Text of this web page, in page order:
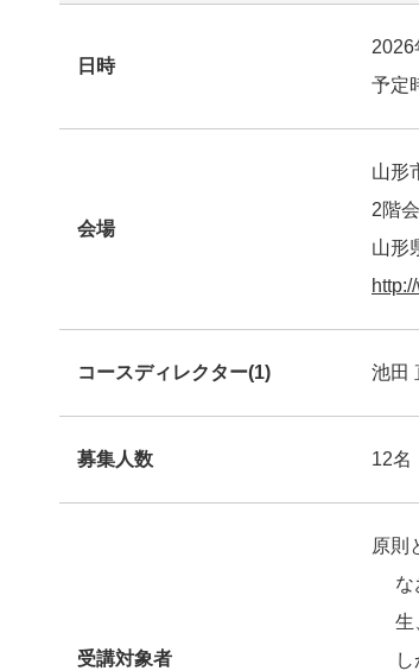
日時
2026
予定
会場
山形
2階
山形
コースディレクター(1) 池田
募集人数 12名
受講対象者
原則
な
生